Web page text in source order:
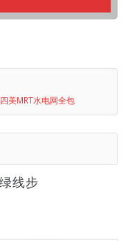
美MRT水电网全包
线步